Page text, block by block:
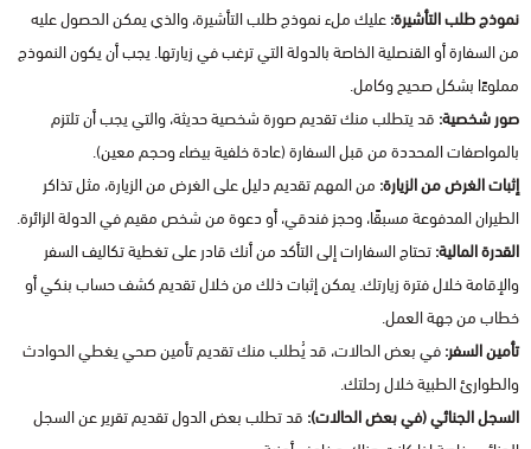
نموذج طلب التأشيرة:عليك ملء نموذج طلب التأشيرة، والذي يمكن الحصول عليه
من السفارة أو القنصلية الخاصة بالدولة التي ترغب في زيارتها. يجب أن يكون النموذج
مملوءًا بشكل صحيح وكامل.
صور شخصية: قد يتطلب منك تقديم صورة شخصية حديثة، والتي يجب أن تلتزم
بالمواصفات المحددة من قبل السفارة (عادة خلفية بيضاء وحجم معين).
إثبات الغرض من الزيارة: من المهم تقديم دليل على الغرض من الزيارة، مثل تذاكر
الطيران المدفوعة مسبقًا، وحجز فندقي، أو دعوة من شخص مقيم في الدولة الزائرة.
القدرة المالية:تحتاج السفارات إلى التأكد من أنك قادر على تغطية تكاليف السفر
والإقامة خلال فترة زيارتك. يمكن إثبات ذلك من خلال تقديم كشف حساب بنكي أو
خطاب من جهة العمل.
تأمين السفر:في بعض الحالات، قد يُطلب منك تقديم تأمين صحي يغطي الحوادث
والطوارئ الطبية خلال رحلتك.
السجل الجنائي (في بعض الحالات): قد تطلب بعض الدول تقديم تقرير عن السجل